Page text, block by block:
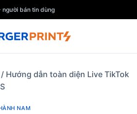
người bán tin dùng
/ Hướng dẫn toàn diện Live TikTok
NAM